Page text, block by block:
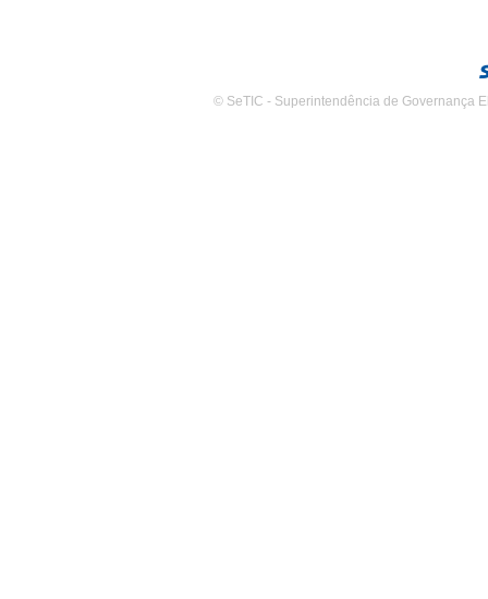
© SeTIC - Superintendência de Governança